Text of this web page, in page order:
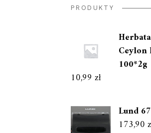
PRODUKTY
Ceylon
100*2g
10,99 zł
Lund
173,90